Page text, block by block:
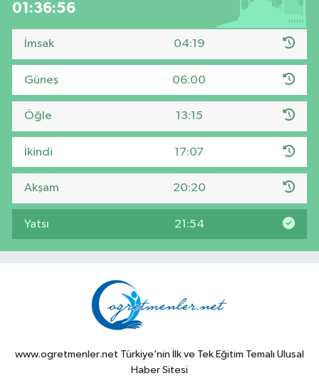
01:36:56
İmsak 04:19
Güneş 06:00
Öğle 13:15
İkindi 17:07
Akşam 20:20
Yatsı 21:54
www.ogretmenler.net Türkiye’nin İlk ve Tek Eğitim Temalı Ulusal
Haber Sitesi